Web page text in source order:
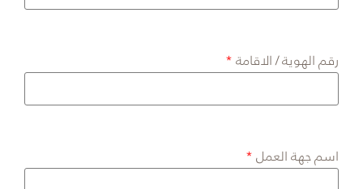
رقم الهوية / الاقامة
اسم جهة العمل